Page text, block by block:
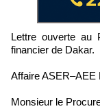
Lettre ouverte au Procureur financier près du pool judiciaire
financier de Dakar.
Affaire ASER–AEE
Monsieur le